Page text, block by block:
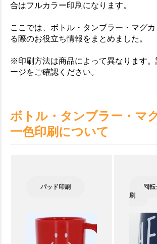
合はフルカラー印刷になります。
ここでは、ボトル・タンブラー・マグ
る際のお役立ち情報をまとめました。
※印刷方法は商品によって異なります
ージをご確認ください。
ボトル・タンブラー・マ
一色印刷について
パッド印刷
回
刷